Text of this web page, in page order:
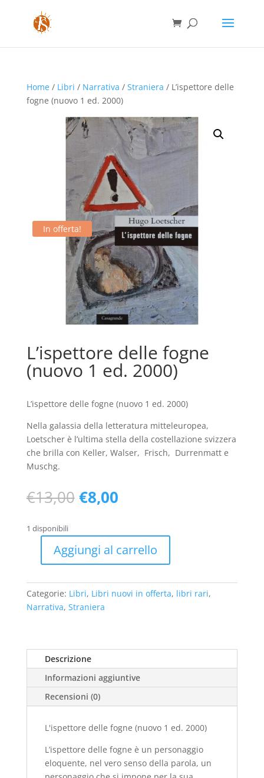
Home/ Libri / Narrativa / Straniera / L’ispettore delle
fogne (nuovo 1 ed. 2000)
In offerta!
L’ispettore delle fogne
(nuovo 1 ed. 2000)
L’ispettore delle fogne (nuovo 1 ed. 2000)
Nella galassia della letteratura mitteleuropea,
Loetscher è l’ultima stella della costellazione svizzera
che brilla con Keller, Walser, Frisch, Durrenmatt e
Muschg.
€13,00 Il
prezzo
era:
€13,00.
€8,00Il
è:
€8,00.
1 disponibili
L'ispettore
fogne
(nuovo
1
quantità
Aggiungi al carrello
Categorie: Libri, Libri nuovi in offerta, libri rari,
Narrativa, Straniera
Descrizione
Informazioni aggiuntive
Recensioni (0)
L'ispettore delle fogne (nuovo 1 ed. 2000)
L’ispettore delle fogne è un personaggio
eloquente, nel vero senso della parola, un